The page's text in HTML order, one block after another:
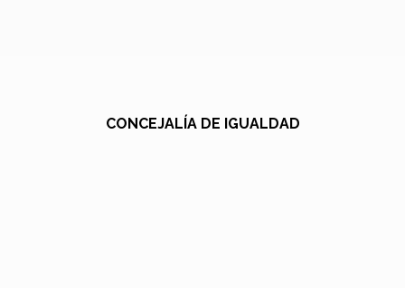
CONCEJALÍA DE IGUALDAD